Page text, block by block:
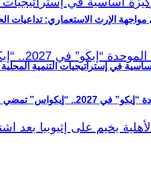
في إستراتيجيات التنمية المحلية
مواجهة الإرث الاستعماري: تداعيات
تمضي قدمًا دون انتظار